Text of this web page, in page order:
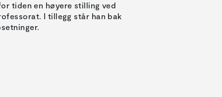
tiden en høyere stilling ved
I tillegg står han bak